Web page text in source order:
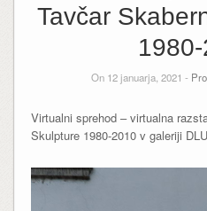
Tavčar
On 12 januarja, 2021 -
Virtualni sprehod – virtualna
Skulpture 1980-2010 v galeriji